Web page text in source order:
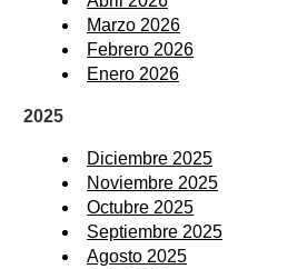
Marzo 2026
Febrero 2026
Enero 2026
2025
Diciembre 2025
Noviembre 2025
Octubre 2025
Septiembre 2025
Agosto 2025